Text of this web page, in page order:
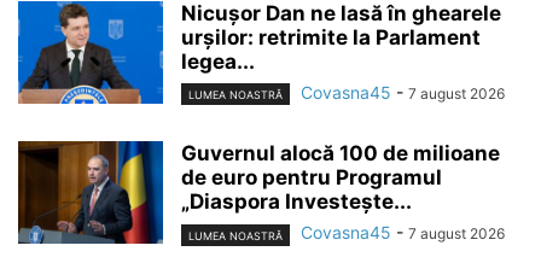
Nicușor Dan ne lasă în ghearele
urșilor: retrimite la Parlament
legea...
LUMEA NOASTRĂ Covasna45 - 7 august 2026
Guvernul alocă 100 de milioane
de euro pentru Programul
„Diaspora Investește...
LUMEA NOASTRĂ Covasna45 - 7 august 2026